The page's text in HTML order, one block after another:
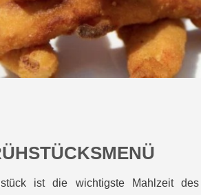
ist die wichtigste Mahlzeit